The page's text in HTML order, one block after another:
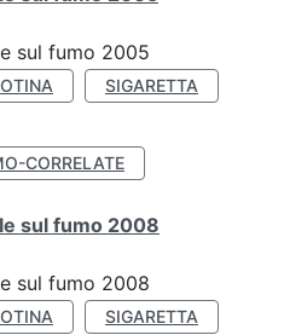
sul fumo 2005
SIGARETTA
CORRELATE
sul fumo 2008
sul fumo 2008
SIGARETTA